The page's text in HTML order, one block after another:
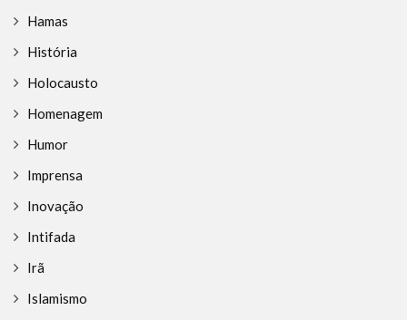
Hamas
História
Holocausto
Homenagem
Humor
Imprensa
Inovação
Intifada
Irã
Islamismo